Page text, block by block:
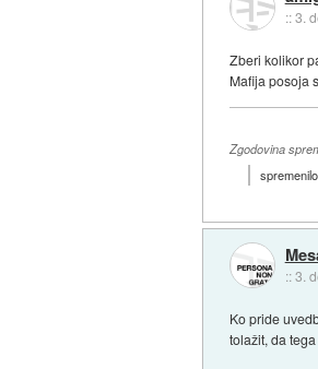
::3.
Zberi kolikor
Mafija posoja
Zgodovina
::3.
Ko pride
tolažit, da